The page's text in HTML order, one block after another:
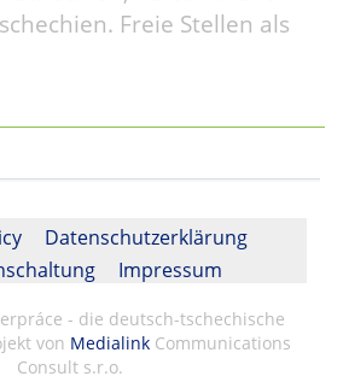
Freie Stellen als
Datenschutzerklärung
Impressum
- die deutsch-tschechische
von MedialinkCommunications
Consult s.r.o.